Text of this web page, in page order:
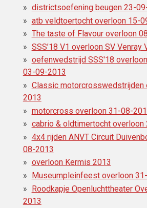
districtsoefening beugen 23-
atb veldtoertocht overloon 15-
The taste of Flavour overloon
SSS’18 V1 overloon SV Venray
oefenwedstrijd SSS'18
03-09-2013
Classic motorcrosswedstrijden
2013
motorcross overloon 31-08-
cabrio & oldtimertocht overloon
4x4 rijden ANVT Circuit
08-2013
overloon Kermis 2013
Museumpleinfeest overloon
Roodkapje Openluchttheater
2013